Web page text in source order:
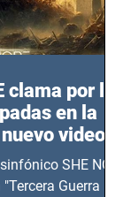
clama por las
en la
video
SHE NO
Guerra